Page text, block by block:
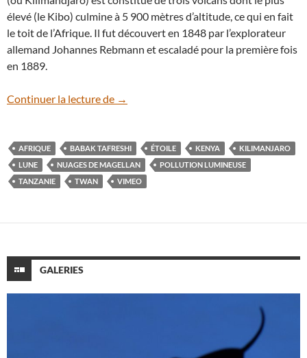
élevé (le Kibo) culmine à 5 900 mètres d’altitude, ce qui en fait
le toit de l’Afrique. Il fut découvert en 1848 par l’explorateur
allemand Johannes Rebmann et escaladé pour la première fois
en 1889.
Continuer la lecture de En vidéo : le Kilimanjaro sous les étoiles
→
AFRIQUE BABAK TAFRESHI ÉTOILE KENYA
KILIMANJARO
LUNE
NUAGES DE MAGELLAN
POLLUTION LUMINEUSE
TANZANIE
TWAN VIMEO
GALERIES